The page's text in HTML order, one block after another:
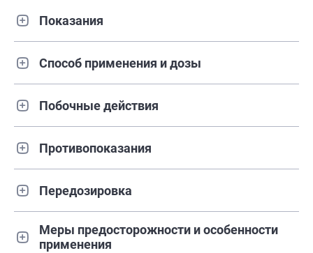
Показания
Способ применения и дозы
Побочные действия
Противопоказания
Передозировка
Меры предосторожности и особенности
применения